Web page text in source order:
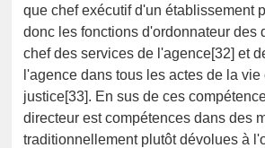
que chef exécutif d'un établissement
donc les fonctions d'ordonnateur des
chef des services de l'agence[32] et
l'agence dans tous les actes de la
justice[33]. En sus de ces
directeur est compétences dans des
traditionnellement plutôt dévolues à